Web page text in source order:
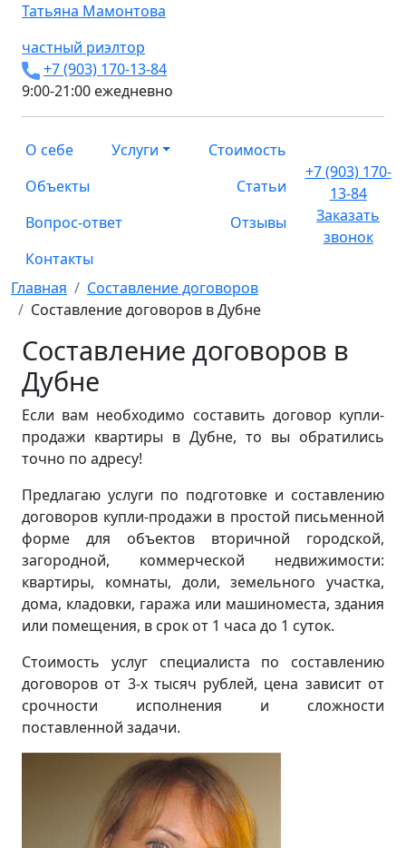
Татьяна Мамонтова
частный риэлтор
+7 (903) 170-13-84
9:00-21:00 ежедневно
О себе Услуги
Стоимость
Объекты
Статьи
Вопрос-ответ
Отзывы
Контакты
+7 (903) 170-
13-84
Заказать
звонок
Главная
Составление договоров
Составление договоров в Дубне
Составление договоров в
Дубне
Если вам необходимо составить договор купли-
продажи квартиры в Дубне, то вы обратились
точно по адресу!
Предлагаю услуги по подготовке и составлению
договоров купли-продажи в простой письменной
форме для объектов вторичной городской,
загородной, коммерческой недвижимости:
квартиры, комнаты, доли, земельного участка,
дома, кладовки, гаража или машиноместа, здания
или помещения, в срок от 1 часа до 1 суток.
Стоимость услуг специалиста по составлению
договоров от 3-х тысяч рублей, цена зависит от
срочности исполнения и сложности
поставленной задачи.